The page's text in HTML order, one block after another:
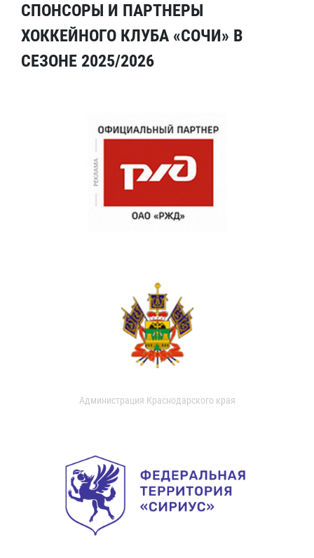
СПОНСОРЫ И ПАРТНЕРЫ
ХОККЕЙНОГО КЛУБА «СОЧИ» В
СЕЗОНЕ 2025/2026
Администрация Краснодарского края